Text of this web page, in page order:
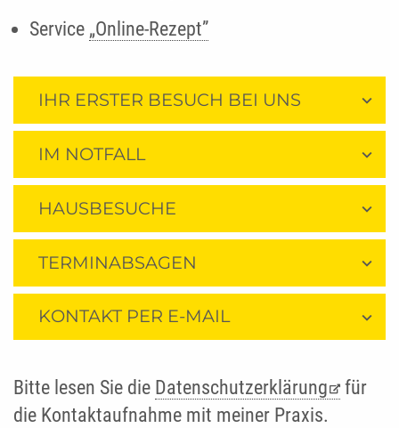
Service „Online-Rezept”
IHR ERSTER BESUCH BEI UNS
IM NOTFALL
HAUSBESUCHE
TERMINABSAGEN
KONTAKT PER E-MAIL
Bitte lesen Sie die Datenschutzerklärung
für
die Kontaktaufnahme mit meiner Praxis.